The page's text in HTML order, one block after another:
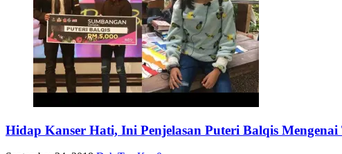
Hidap Kanser Hati, Ini Penjelasan Puteri Balqis